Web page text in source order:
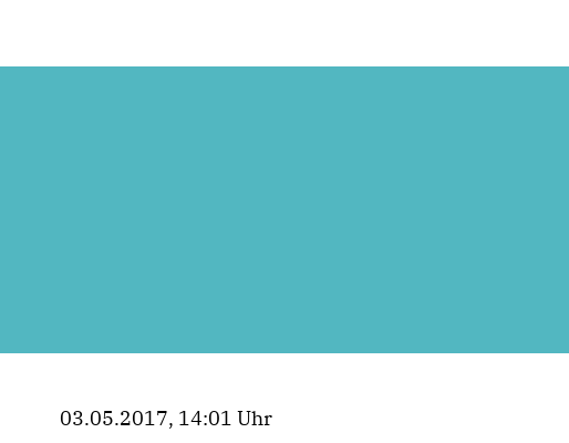
03.05.2017, 14:01 Uhr